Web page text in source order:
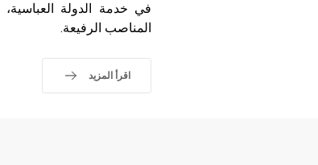
في خدمة الدولة العباسية،
المناصب الرفيعة.
اقرأ المزيد